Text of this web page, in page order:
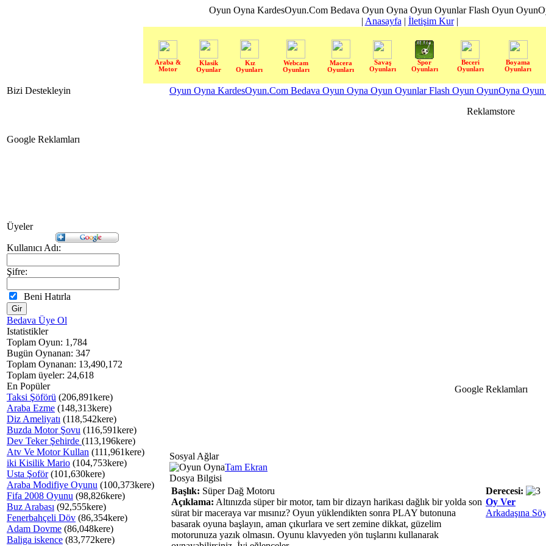
Oyun Oyna KardesOyun.Com Bedava Oyun Oyna Oyun Oyunlar Flash Oyun
| Anasayfa | İletişim Kur|
Araba &
Motor
Klasik
Oyunlar
Kız
Oyunları
Webcam
Oyunları
Macera
Oyunları
Savaş
Oyunları
Spor
Oyunları
Beceri
Oyunları
Boyama
Oyunları
Bizi Destekleyin
Google Reklamları
Üyeler
Kullanıcı Adı:
Şifre:
Beni Hatırla
Bedava Üye Ol
Istatistikler
Toplam Oyun: 1,784
Bugün Oynanan: 347
Toplam Oynanan: 13,490,172
Toplam üyeler: 24,618
En Popüler
Taksi Şöförü (206,891kere)
Araba Ezme (148,313kere)
Diz Ameliyatı (118,542kere)
Buzda Motor Şovu (116,591kere)
Dev Teker Şehirde (113,196kere)
Atv Ve Motor Kullan (111,961kere)
iki Kisilik Mario (104,753kere)
Usta Şoför(101,630kere)
Araba Modifiye Oyunu (100,373kere)
Fifa 2008 Oyunu (98,826kere)
Buz Arabası (92,555kere)
Fenerbahçeli Döv (86,354kere)
Adam Dovme (86,048kere)
Baliga iskence (83,772kere)
Oyun Oyna KardesOyun.Com Bedava Oyun Oyna Oyun Oyunlar Flash Oyun OyunOyna Oyun
Reklamstore
Google Reklamları
Sosyal Ağlar
Tam Ekran
Dosya Bilgisi
Başlık: Süper Dağ Motoru
Açıklama: Altınızda süper bir motor, tam bir dizayn harikası dağlık bir yolda son
sürat bir maceraya var mısınız? Oyun yüklendikten sonra PLAY butonuna
basarak oyuna başlayın, aman çıkurlara ve sert zemine dikkat, güzelim
motorunuza yazık olmasın. Oyunu klavyeden yön tuşlarını kullanarak
Derecesi:
Oy Ver
Arkadaşına